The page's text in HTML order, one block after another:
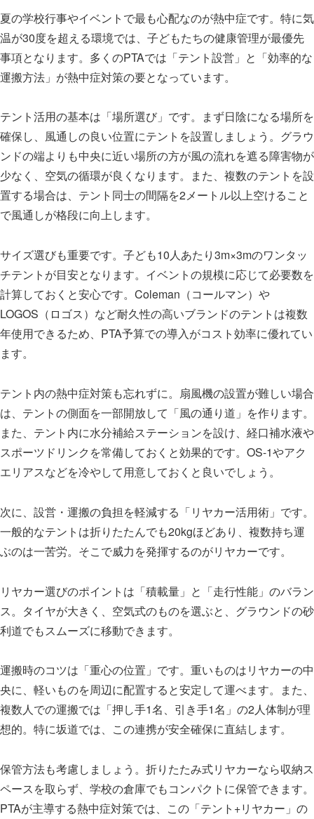
夏の学校行事やイベントで最も心配なのが熱中症です。特に気
温が30度を超える環境では、子どもたちの健康管理が最優先
事項となります。多くのPTAでは「テント設営」と「効率的な
運搬方法」が熱中症対策の要となっています。
テント活用の基本は「場所選び」です。まず日陰になる場所を
確保し、風通しの良い位置にテントを設置しましょう。グラウ
ンドの端よりも中央に近い場所の方が風の流れを遮る障害物が
少なく、空気の循環が良くなります。また、複数のテントを設
置する場合は、テント同士の間隔を2メートル以上空けること
で風通しが格段に向上します。
サイズ選びも重要です。子ども10人あたり3m×3mのワンタッ
チテントが目安となります。イベントの規模に応じて必要数を
計算しておくと安心です。Coleman（コールマン）や
LOGOS（ロゴス）など耐久性の高いブランドのテントは複数
年使用できるため、PTA予算での導入がコスト効率に優れてい
ます。
テント内の熱中症対策も忘れずに。扇風機の設置が難しい場合
は、テントの側面を一部開放して「風の通り道」を作ります。
また、テント内に水分補給ステーションを設け、経口補水液や
スポーツドリンクを常備しておくと効果的です。OS-1やアク
エリアスなどを冷やして用意しておくと良いでしょう。
次に、設営・運搬の負担を軽減する「リヤカー活用術」です。
一般的なテントは折りたたんでも20kgほどあり、複数持ち運
ぶのは一苦労。そこで威力を発揮するのがリヤカーです。
リヤカー選びのポイントは「積載量」と「走行性能」のバラン
ス。タイヤが大きく、空気式のものを選ぶと、グラウンドの砂
利道でもスムーズに移動できます。
運搬時のコツは「重心の位置」です。重いものはリヤカーの中
央に、軽いものを周辺に配置すると安定して運べます。また、
複数人での運搬では「押し手1名、引き手1名」の2人体制が理
想的。特に坂道では、この連携が安全確保に直結します。
保管方法も考慮しましょう。折りたたみ式リヤカーなら収納ス
ペースを取らず、学校の倉庫でもコンパクトに保管できます。
PTAが主導する熱中症対策では、この「テント+リヤカー」の